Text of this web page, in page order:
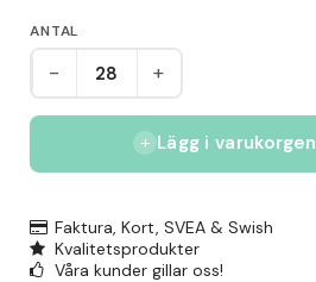
ANTAL
- +
Lägg i varukorgen
Faktura, Kort, SVEA & Swish
Kvalitetsprodukter
Våra kunder gillar oss!